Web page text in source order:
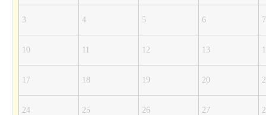
3 4 5 6 7
10 11 12 13
17 18 19 20
24 25 26 27